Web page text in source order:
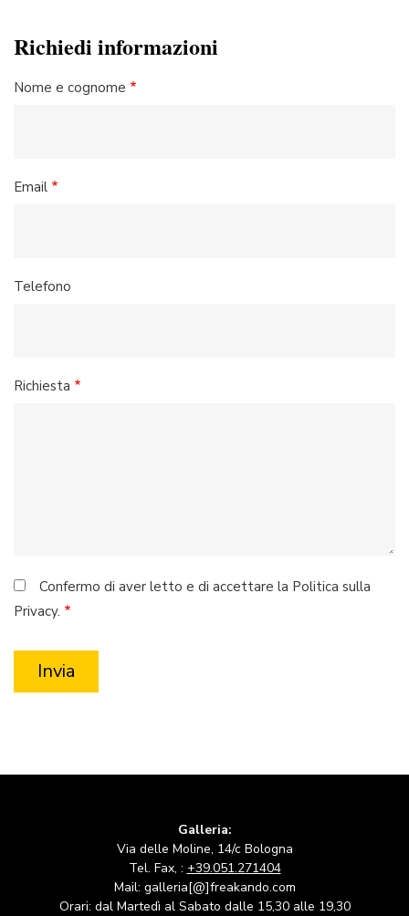
Richiedi informazioni
Nome e cognome
Email
Telefono
Richiesta
Confermo di aver letto e di accettare la Politica sulla
Privacy.
Galleria:
Via delle Moline, 14/c Bologna
Tel. Fax, : +39.051.271404
Mail: galleria[@]freakando.com
Orari: dal Martedì al Sabato dalle 15,30 alle 19,30